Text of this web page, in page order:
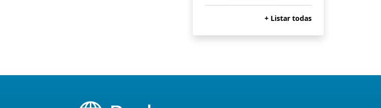
+ Listar todas